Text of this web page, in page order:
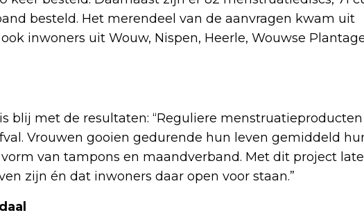
besteld. Het merendeel van de aanvragen kwam uit
inwoners uit Wouw, Nispen, Heerle, Wouwse
blij met de resultaten: “Reguliere
Vrouwen gooien gedurende hun leven gemiddeld
van tampons en maandverband. Met dit project
zijn én dat inwoners daar open voor staan.”